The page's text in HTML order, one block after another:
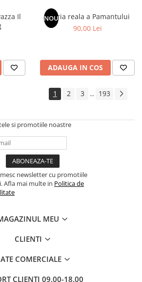
Il
NOU
Istoria reala a Pamantului
90,00 Lei
ADAUGA IN COS
1 2 3 ... 193
si promotiile noastre
newsletter cu promotiile
Afla mai multe in Politica de
MEU
CLIENTI
COMERCIALE
CLIENTI 09.00-18.00